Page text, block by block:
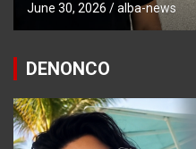
June 30, 2026 alba-news
DENONCO